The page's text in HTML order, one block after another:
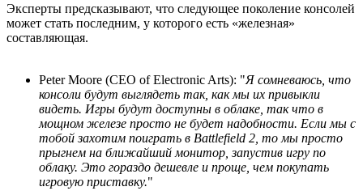
Эксперты предсказывают, что следующее поколение консолей
может стать последним, у которого есть «железная»
составляющая.
Peter Moore (CEO of Electronic Arts): "Я сомневаюсь, что
консоли будут выглядеть так, как мы их привыкли
видеть. Игры будут доступны в облаке, так что в
мощном железе просто не будет надобности. Если мы с
тобой захотим поиграть в Battlefield 2, то мы просто
прыгнем на ближайший монитор, запустив игру по
облаку. Это гораздо дешевле и проще, чем покупать
игровую приставку."